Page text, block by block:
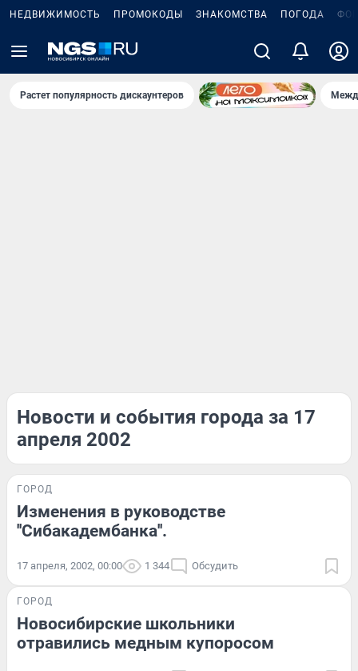
НЕДВИЖИМОСТЬ ПРОМОКОДЫ ЗНАКОМСТВА ПОГОДА
Растет популярность дискаунтеров
Новости и события города за 17
апреля 2002
ГОРОД
Изменения в руководстве
''Сибакадембанка''.
17 апреля, 2002, 00:00 1 344 Обсудить
ГОРОД
Новосибирские школьники
отравились медным купоросом